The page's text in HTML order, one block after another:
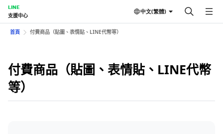
LINE
支援中心
中文(繁體)
首頁 付費商品（貼圖、表情貼、LINE代幣等）
付費商品（貼圖、表情貼、LINE代幣
等）